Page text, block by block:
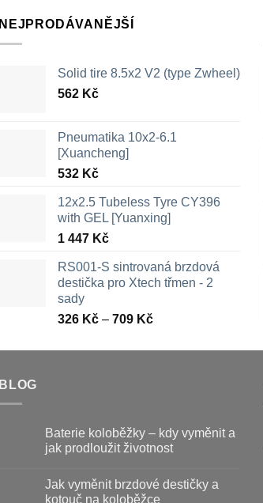
NEJPRODÁVANĚJŠÍ
Solid tire 8.5x2 V2 (type Zwheel)
562 Kč
Pneumatika 10x2-6.1
[Xuancheng]
532 Kč
12x2.5 Tubeless Tyre CY396
with GEL [Yuanxing]
1 447 Kč
RS001-S sintrovaná brzdová
destička pro Xtech třmen - 2
sady
326 Kč – 709 KčRozpětí
326 Kč
BLOG
Baterie koloběžky – kdy vyměnit a
jak prodloužit životnost
textu
Jak vyměnit brzdové destičky a
kotouč na koloběžce